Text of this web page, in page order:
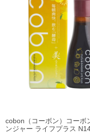
cobon（コーボン）コーボ
ンジャー ライフプラス